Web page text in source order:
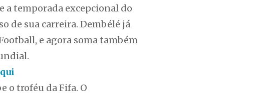
a temporada excepcional do
de sua carreira. Dembélé já
e agora soma também
o troféu da Fifa. O